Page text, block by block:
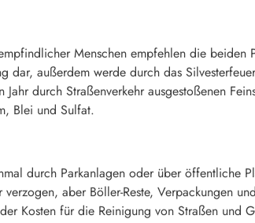
Menschen empfehlen die beiden
dar, außerdem werde durch das
durch Straßenverkehr ausgestoßenen
Blei und Sulfat.
durch Parkanlagen oder über öffentliche
aber Böller-Reste, Verpackungen
Kosten für die Reinigung von Straßen und